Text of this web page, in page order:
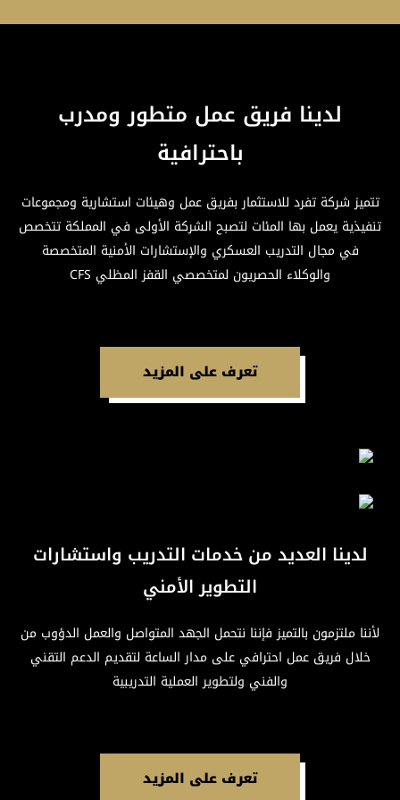
لدينا فريق عمل متطور ومدرب
باحترافية
تتميز شركة تفرد للاستثمار بفريق عمل وهيئات استشارية ومجموعات
تنفيذية يعمل بها المئات لتصبح الشركة الأولى في المملكة تتخصص
في مجال التدريب العسكري والإستشارات الأمنية المتخصصة
والوكلاء الحصريون لمتخصصي القفز المظلي CFS
تعرف على المزيد
لدينا العديد من خدمات التدريب واستشارات
التطوير الأمني
لأننا ملتزمون بالتميز فإننا نتحمل الجهد المتواصل والعمل الدؤوب من
خلال فريق عمل احترافي على مدار الساعة لتقديم الدعم التقني
والفني ولتطوير العملية التدريبية
تعرف على المزيد